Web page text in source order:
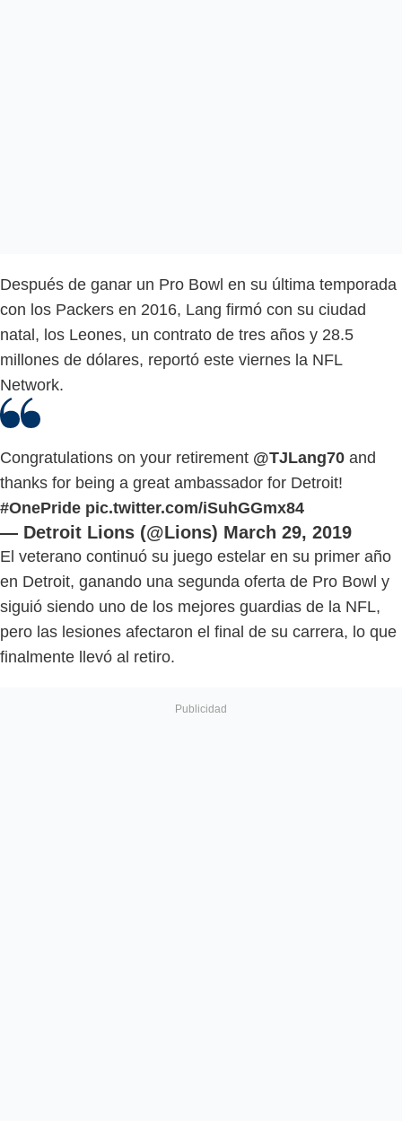
Después de ganar un Pro Bowl en su última temporada
con los Packers en 2016, Lang firmó con su ciudad
natal, los Leones, un contrato de tres años y 28.5
millones de dólares, reportó este viernes la NFL
Network.
Congratulations on your retirement @TJLang70 and
thanks for being a great ambassador for Detroit!
#OnePride pic.twitter.com/iSuhGGmx84
— Detroit Lions (@Lions) March 29, 2019
El veterano continuó su juego estelar en su primer año
en Detroit, ganando una segunda oferta de Pro Bowl y
siguió siendo uno de los mejores guardias de la NFL,
pero las lesiones afectaron el final de su carrera, lo que
finalmente llevó al retiro.